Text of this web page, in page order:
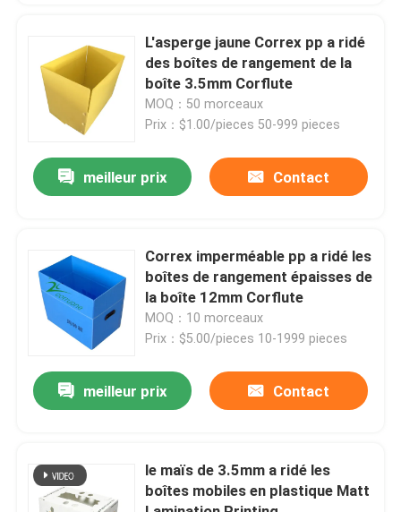
Produits
Vidéos
À propos de nous
Contrôle de la qualité
Demandez un devis
Boîtes ondulées végétales
Garde de plastique ondulée d'arbre
L'asperge jaune Correx pp a ridé
des boîtes de rangement de la
boîte 3.5mm Corflute
MOQ：50 morceaux
Prix：$1.00/pieces 50-999 pieces
meilleur prix Contact
Correx imperméable pp a ridé les
boîtes de rangement épaisses de
la boîte 12mm Corflute
MOQ：10 morceaux
Prix：$5.00/pieces 10-1999 pieces
meilleur prix Contact
le maïs de 3.5mm a ridé les
boîtes mobiles en plastique Matt